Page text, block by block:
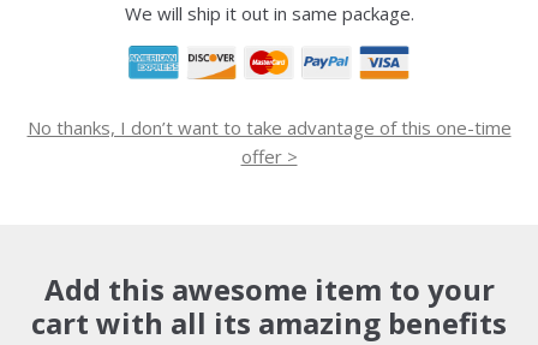
We will ship it out in same package.
No thanks, I don’t want to take advantage of this one-time
offer >
Add this awesome item to your
cart with all its amazing benefits